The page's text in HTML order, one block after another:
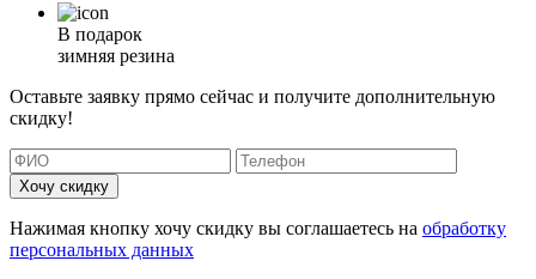
В подарок
зимняя резина
Оставьте заявку прямо сейчас и получите дополнительную
скидку!
Хочу скидку
Нажимая кнопку хочу скидку вы соглашаетесь на обработку
персональных данных